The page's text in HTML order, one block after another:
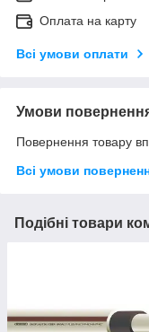
Оплата на карту
Всі умови оплати
Умови
Повернення товару
Всі умови
Подібні товари